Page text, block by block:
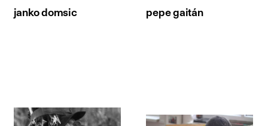
janko domsic pepe gaitán